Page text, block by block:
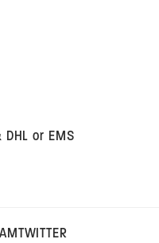
TWITTER
or EMS
TWITTER